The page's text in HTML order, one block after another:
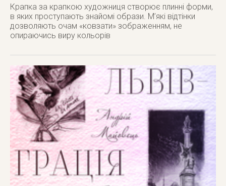
Крапка за крапкою художниця створює плинні форми,
в яких проступають знайомі образи. М’які відтінки
дозволяють очам «ковзати» зображенням, не
опираючись виру кольорів